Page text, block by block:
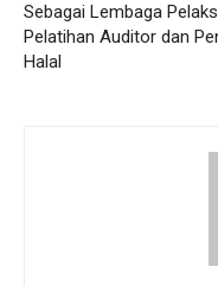
Sebagai Lembaga
Pelatihan Auditor dan
Halal